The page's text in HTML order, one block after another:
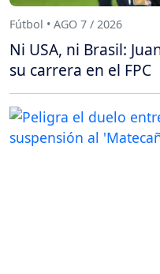
Fútbol • AGO 7 / 2026
Ni USA, ni Brasil:
su carrera en el FPC